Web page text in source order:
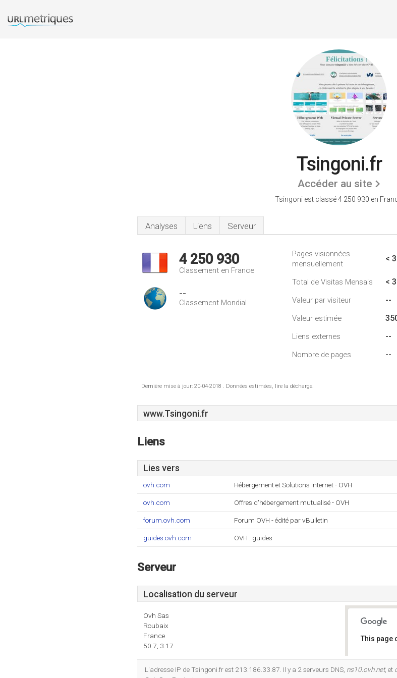
Tsingoni.fr
Accéder au site
Tsingoni est classé 4 250 930 en
Analyses Liens Serveur
4 250 930
Classement en France
--
Classement Mondial
Pages visionnées
mensuellement
<
Total de Visitas Mensais <
Valeur par visiteur --
Valeur estimée
Liens externes --
Nombre de pages --
Dernière mise à jour: 20-04-2018 . Données estimées, lire la décharge.
www.Tsingoni.fr
Liens
Lies vers
ovh.com Hébergement et Solutions Internet - OVH
ovh.com Offres d'hébergement mutualisé - OVH
forum.ovh.com Forum OVH - édité par vBulletin
guides.ovh.com OVH : guides
Serveur
Localisation du serveur
Ovh Sas
Roubaix
France
50.7, 3.17
This page
L'adresse IP de Tsingoni.fr est 213.186.33.87. Il y a 2 serveurs DNS, ns10.ovh.net, et